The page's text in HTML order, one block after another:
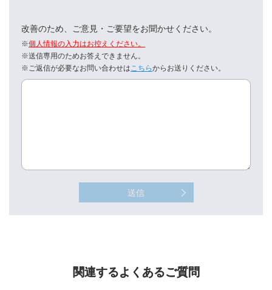
改善のため、ご意見・ご要望をお聞かせください。
※個人情報の入力はお控えください。
※送信専用のためお答えできません。
※ご返信が必要なお問い合わせはこちらからお送りください。
送信
関連するよくあるご質問